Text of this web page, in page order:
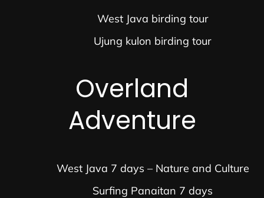
West Java birding tour
Ujung kulon birding tour
Overland
Adventure
West Java 7 days – Nature and Culture
Surfing Panaitan 7 days